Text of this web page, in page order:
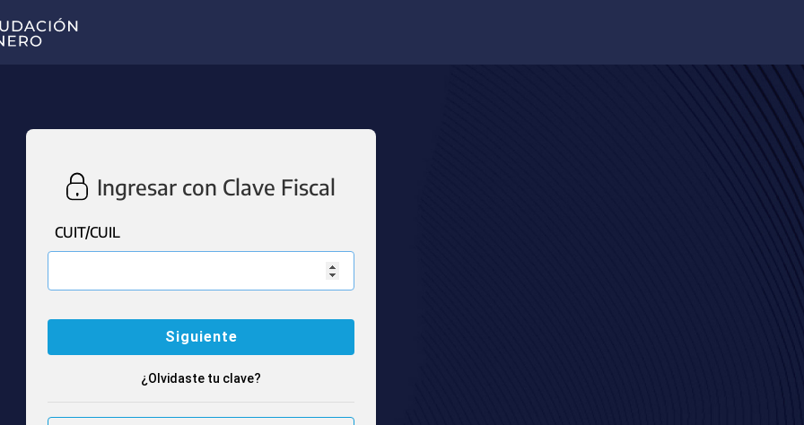
Ingresar con Clave Fiscal
CUIT/CUIL
¿Olvidaste tu clave?